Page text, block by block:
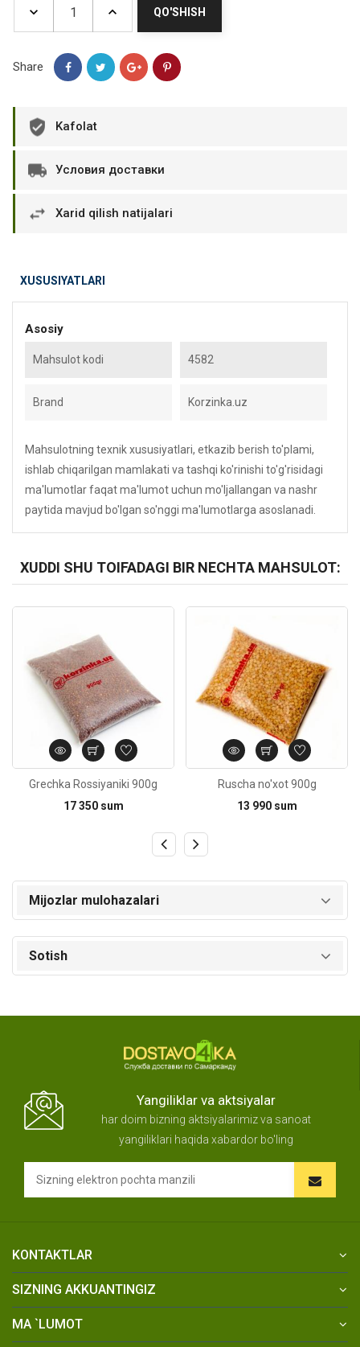
QO'SHISH
Share
Kafolat
Условия доставки
Xarid qilish natijalari
XUSUSIYATLARI
Asosiy
Mahsulot kodi 4582
Brand Korzinka.uz
Mahsulotning texnik xususiyatlari, etkazib berish to'plami,
ishlab chiqarilgan mamlakati va tashqi ko'rinishi to'g'risidagi
ma'lumotlar faqat ma'lumot uchun mo'ljallangan va nashr
paytida mavjud bo'lgan so'nggi ma'lumotlarga asoslanadi.
XUDDI SHU TOIFADAGI BIR NECHTA MAHSULOT:
Grechka Rossiyaniki 900g
17 350 sum
Ruscha no'xot 900g
13 990 sum
Mijozlar mulohazalari
Sotish
Yangiliklar va aktsiyalar
har doim bizning aktsiyalarimiz va sanoat
yangiliklari haqida xabardor bo'ling
KONTAKTLAR
SIZNING AKKUANTINGIZ
MA `LUMOT